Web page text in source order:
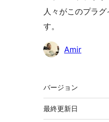
人々がこのプラ
す。
貢
Amir
メ
タ
バージョン
最終更新日